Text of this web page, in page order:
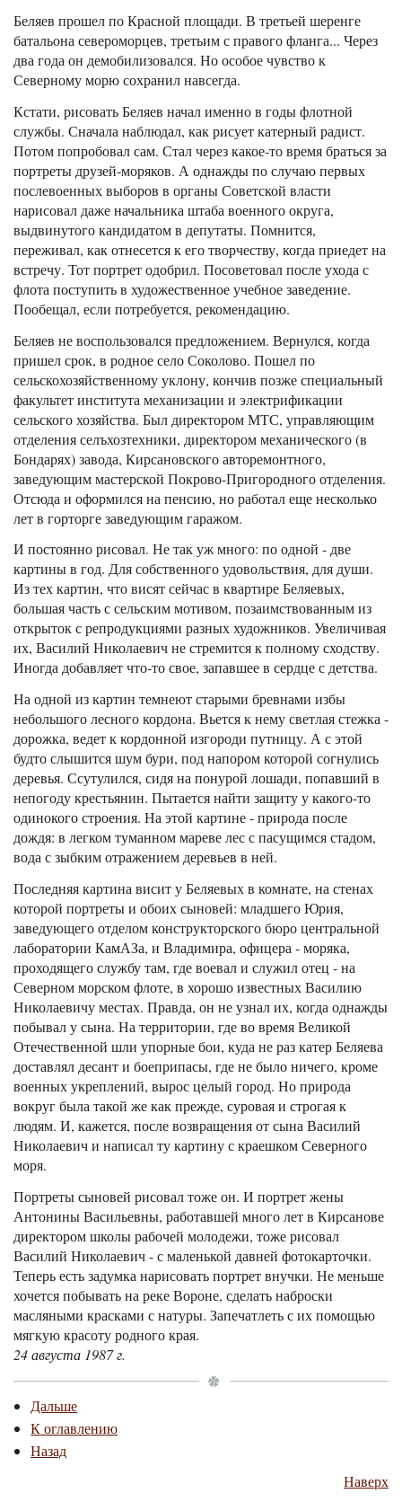
Беляев прошел по Красной площади. В третьей шеренге
батальона североморцев, третьим с правого фланга... Через
два года он демобилизовался. Но особое чувство к
Северному морю сохранил навсегда.
Кстати, рисовать Беляев начал именно в годы флотной
службы. Сначала наблюдал, как рисует катерный радист.
Потом попробовал сам. Стал через какое-то время браться за
портреты друзей-моряков. А однажды по случаю первых
послевоенных выборов в органы Советской власти
нарисовал даже начальника штаба военного округа,
выдвинутого кандидатом в депутаты. Помнится,
переживал, как отнесется к его творчеству, когда приедет на
встречу. Тот портрет одобрил. Посоветовал после ухода с
флота поступить в художественное учебное заведение.
Пообещал, если потребуется, рекомендацию.
Беляев не воспользовался предложением. Вернулся, когда
пришел срок, в родное село Соколово. Пошел по
сельскохозяйственному уклону, кончив позже специальный
факультет института механизации и электрификации
сельского хозяйства. Был директором МТС, управляющим
отделения селъхозтехники, директором механического (в
Бондарях) завода, Кирсановского авторемонтного,
заведующим мастерской Покрово-Пригородного отделения.
Отсюда и оформился на пенсию, но работал еще несколько
лет в горторге заведующим гаражом.
И постоянно рисовал. Не так уж много: по одной - две
картины в год. Для собственного удовольствия, для души.
Из тех картин, что висят сейчас в квартире Беляевых,
большая часть с сельским мотивом, позаимствованным из
открыток с репродукциями разных художников. Увеличивая
их, Василий Николаевич не стремится к полному сходству.
Иногда добавляет что-то свое, запавшее в сердце с детства.
На одной из картин темнеют старыми бревнами избы
небольшого лесного кордона. Вьется к нему светлая стежка -
дорожка, ведет к кордонной изгороди путницу. А с этой
будто слышится шум бури, под напором которой согнулись
деревья. Ссутулился, сидя на понурой лошади, попавший в
непогоду крестьянин. Пытается найти защиту у какого-то
одинокого строения. На этой картине - природа после
дождя: в легком туманном мареве лес с пасущимся стадом,
вода с зыбким отражением деревьев в ней.
Последняя картина висит у Беляевых в комнате, на стенах
которой портреты и обоих сыновей: младшего Юрия,
заведующего отделом конструкторского бюро центральной
лаборатории КамАЗа, и Владимира, офицера - моряка,
проходящего службу там, где воевал и служил отец - на
Северном морском флоте, в хорошо известных Василию
Николаевичу местах. Правда, он не узнал их, когда однажды
побывал у сынa. На территории, где во время Великой
Отечественной шли упорные бои, куда не раз катер Беляева
доставлял десант и боеприпасы, где не было ничего, кроме
военных укреплений, вырос целый город. Но природа
вокруг была такой же как прежде, суровая и строгая к
людям. И, кажется, после возвращения от сына Василий
Николаевич и написал ту картину с краешком Северного
моря.
Портреты сыновей рисовал тоже он. И портрет жены
Антонины Васильевны, работавшей много лет в Кирсанове
директором школы рабочей молодежи, тоже рисовал
Василий Николаевич - с маленькой давней фотокарточки.
Теперь есть задумка нарисовать портрет внучки. Не меньше
хочется побывать на реке Вороне, сделать наброски
масляными красками с натуры. Запечатлеть с их помощью
мягкую красоту родного края.
24 августа 1987 г.
Дальше
К оглавлению
Назад
Наверх